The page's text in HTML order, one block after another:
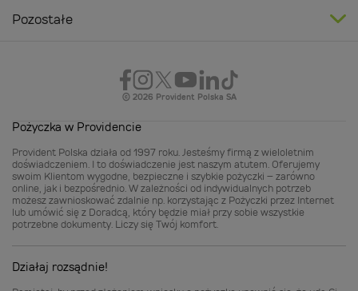
Pozostałe
© 2026 Provident Polska SA
Pożyczka w Providencie
Provident Polska działa od 1997 roku. Jesteśmy firmą z wieloletnim
doświadczeniem. I to doświadczenie jest naszym atutem. Oferujemy
swoim Klientom wygodne, bezpieczne i szybkie pożyczki – zarówno
online, jak i bezpośrednio. W zależności od indywidualnych potrzeb
możesz zawnioskować zdalnie np. korzystając z Pożyczki przez Internet
lub umówić się z Doradcą, który będzie miał przy sobie wszystkie
potrzebne dokumenty. Liczy się Twój komfort.
Działaj rozsądnie!